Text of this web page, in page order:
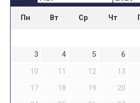
Пн Вт Ср Чт
3
4 5 6
10
11 12 13
17
18 19 20